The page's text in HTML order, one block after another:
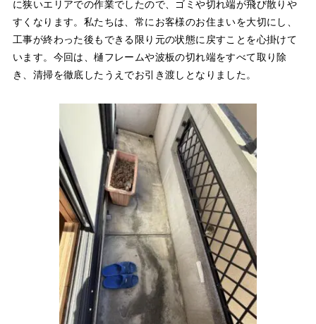
に狭いエリアでの作業でしたので、ゴミや切れ端が飛び散りや
すくなります。私たちは、常にお客様のお住まいを大切にし、
工事が終わった後もできる限り元の状態に戻すことを心掛けて
います。今回は、樋フレームや波板の切れ端をすべて取り除
き、清掃を徹底したうえでお引き渡しとなりました。